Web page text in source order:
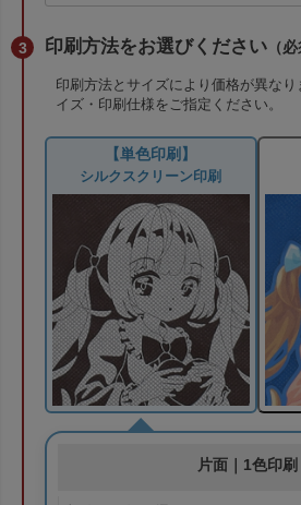
印刷方法をお選びください （必
印刷方法とサイズにより価格が異な
イズ・印刷仕様をご指定ください。
【単色印刷】
シルクスクリーン印刷
片面｜1色印刷